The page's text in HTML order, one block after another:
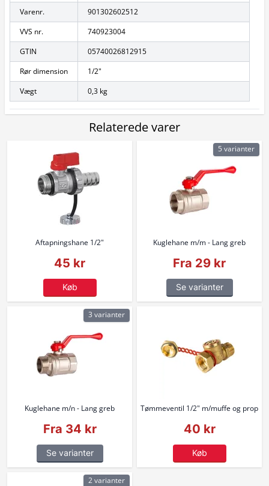
Varenr.
901302602512
VVS nr.
740923004
GTIN
05740026812915
Rør dimension
1/2"
Vægt
0,3 kg
Relaterede varer
Aftapningshane 1/2"
45 kr
Køb
Kuglehane m/m - Lang greb
Fra 29 kr
Se varianter
5 varianter
Kuglehane m/n - Lang greb
Fra 34 kr
Se varianter
3 varianter
Tømmeventil 1/2" m/muffe og prop
40 kr
Køb
2 varianter